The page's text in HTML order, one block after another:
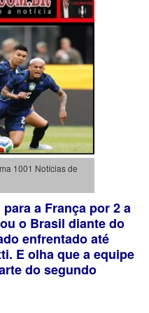
1001 Notícias de
a França por 2 a
o Brasil diante do
enfrentado até
E olha que a equipe
do segundo